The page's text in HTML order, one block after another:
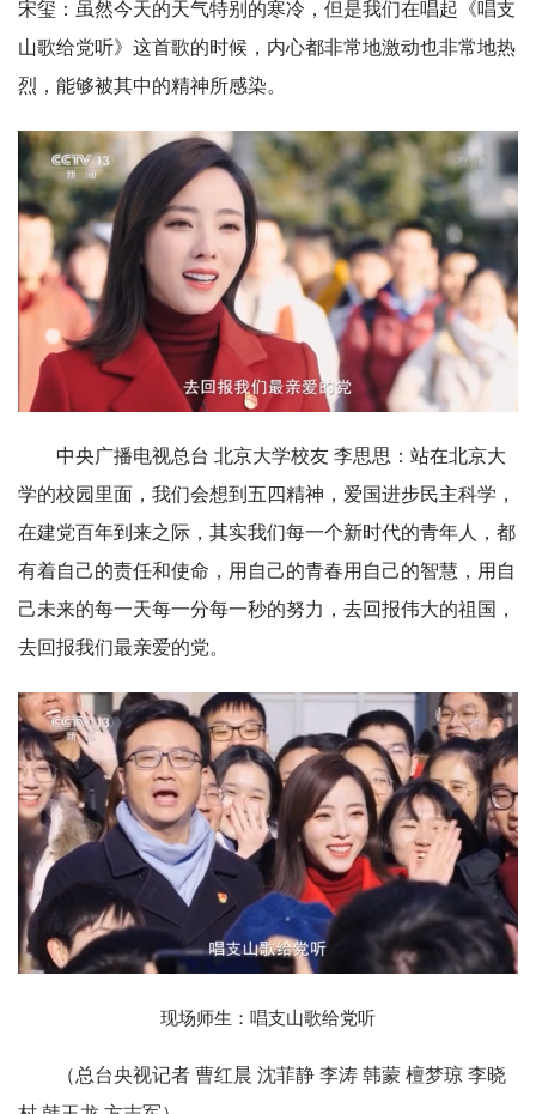
宋玺：虽然今天的天气特别的寒冷，但是我们在唱起《唱支
山歌给党听》这首歌的时候，内心都非常地激动也非常地热
烈，能够被其中的精神所感染。
中央广播电视总台 北京大学校友 李思思：站在北京大
学的校园里面，我们会想到五四精神，爱国进步民主科学，
在建党百年到来之际，其实我们每一个新时代的青年人，都
有着自己的责任和使命，用自己的青春用自己的智慧，用自
己未来的每一天每一分每一秒的努力，去回报伟大的祖国，
去回报我们最亲爱的党。
现场师生：唱支山歌给党听
（总台央视记者 曹红晨 沈菲静 李涛 韩蒙 檀梦琼 李晓